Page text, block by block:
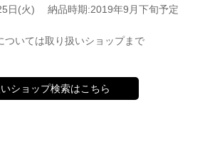
日(火) 納品時期:2019年9月下旬予定
ついては取り扱いショップまで
ショップ検索はこちら